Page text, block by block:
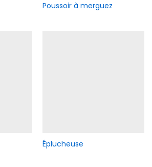
Poussoir à merguez
Éplucheuse